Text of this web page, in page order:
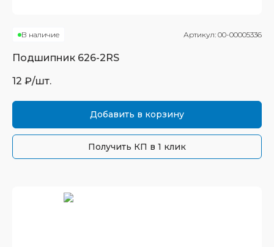
В наличие Артикул: 00-00005336
Подшипник 626-2RS
12 ₽/шт.
Добавить в корзину
Получить КП в 1 клик